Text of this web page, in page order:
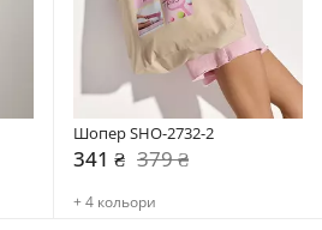
Шопер SHO-2732-2
341 ₴ 379 ₴
+ 4 кольори